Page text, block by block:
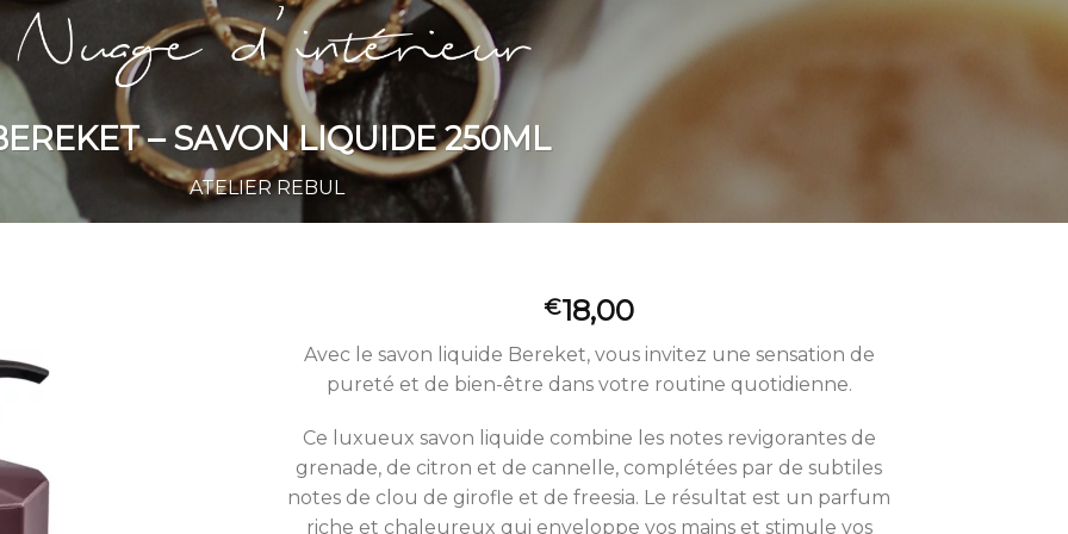
– SAVON LIQUIDE 250ML
ATELIER REBUL
€18,00
Avec le savon liquide Bereket, vous invitez une sensation de
pureté et de bien-être dans votre routine quotidienne.
Ce luxueux savon liquide combine les notes revigorantes de
grenade, de citron et de cannelle, complétées par de subtiles
notes de clou de girofle et de freesia. Le résultat est un parfum
riche et chaleureux qui enveloppe vos mains et stimule vos